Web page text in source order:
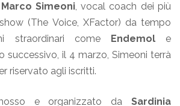
Marco Simeoni, vocal coach dei più
(The Voice, XFactor) da tempo
straordinari come
Endemole
successivo, il 4 marzo, Simeoni terrà
riservato agli iscritti.
e organizzato da Sardinia